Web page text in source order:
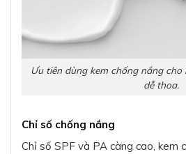
Ưu tiên dùng kem chống nắng
dễ thoa.
Chỉ số chống nắng
Chỉ số SPF và PA càng cao, kem